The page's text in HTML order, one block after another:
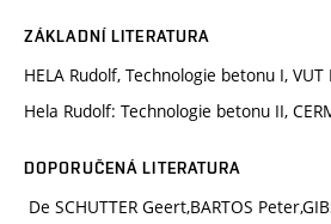
ZÁKLADNÍ LITERATURA
HELA Rudolf, Technologie betonu I, VUT
Hela Rudolf: Technologie betonu II,
DOPORUČENÁ LITERATURA
De SCHUTTER Geert,BARTOS